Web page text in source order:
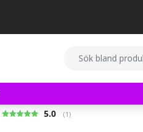
Snittbetyg:
5.0 (röster:
1)